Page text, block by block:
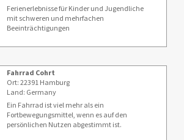
Ferienerlebnisse für Kinder und Jugendliche
mit schweren und mehrfachen
Beeinträchtigungen
Fahrrad Cohrt
Ort: 22391 Hamburg
Land: Germany
Ein Fahrrad ist viel mehr als ein
Fortbewegungsmittel, wenn es auf den
persönlichen Nutzen abgestimmt ist.